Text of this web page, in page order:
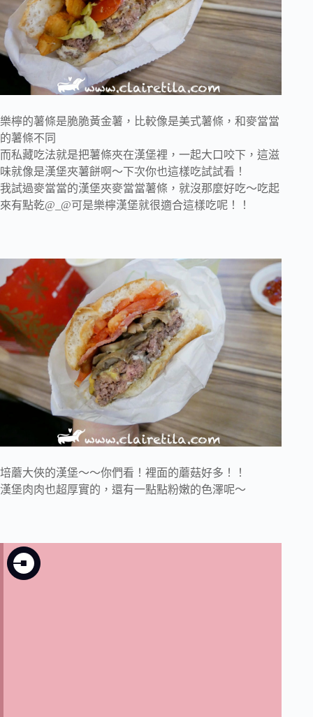
樂檸的薯條是脆脆黃金薯，比較像是美式薯條，和麥當當
的薯條不同
而私藏吃法就是把薯條夾在漢堡裡，一起大口咬下，這滋
味就像是漢堡夾薯餅啊～下次你也這樣吃試試看！
我試過麥當當的漢堡夾麥當當薯條，就沒那麼好吃～吃起
來有點乾@_@可是樂檸漢堡就很適合這樣吃呢！！
培蘑大俠的漢堡～～你們看！裡面的蘑菇好多！！
漢堡肉肉也超厚實的，還有一點點粉嫩的色澤呢～